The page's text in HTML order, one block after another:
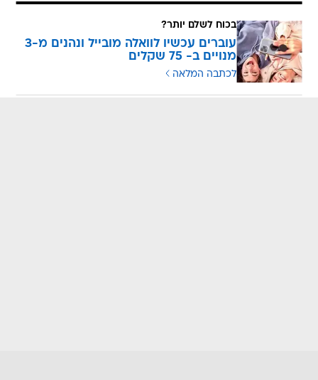
בכוח לשלם יותר?
עוברים עכשיו לוואלה מובייל ונהנים מ-3
מנויים ב- 75 שקלים
לכתבה המלאה